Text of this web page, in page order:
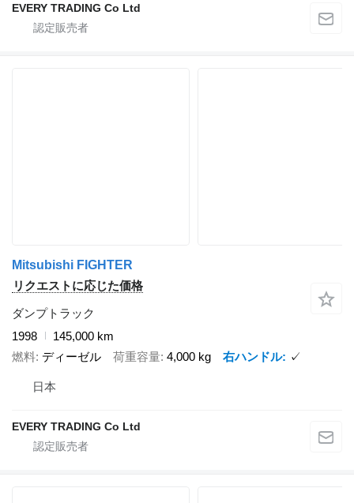
EVERY TRADING Co Ltd
Mitsubishi FIGHTER
リクエストに応じた価格
ダンプトラック
1998
145,000 km
燃料 ディーゼル 荷重容量 4,000 kg 右ハンドル ✓
日本
EVERY TRADING Co Ltd